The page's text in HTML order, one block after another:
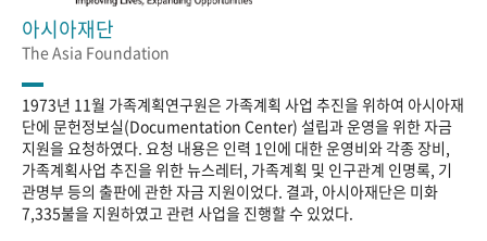
아시아재단
The Asia Foundation
1973년 11월 가족계획연구원은 가족계획 사업 추진을 위하여 아시아재
단에 문헌정보실(Documentation Center) 설립과 운영을 위한 자금
지원을 요청하였다. 요청 내용은 인력 1인에 대한 운영비와 각종 장비,
가족계획사업 추진을 위한 뉴스레터, 가족계획 및 인구관계 인명록, 기
관명부 등의 출판에 관한 자금 지원이었다. 결과, 아시아재단은 미화
7,335불을 지원하였고 관련 사업을 진행할 수 있었다.